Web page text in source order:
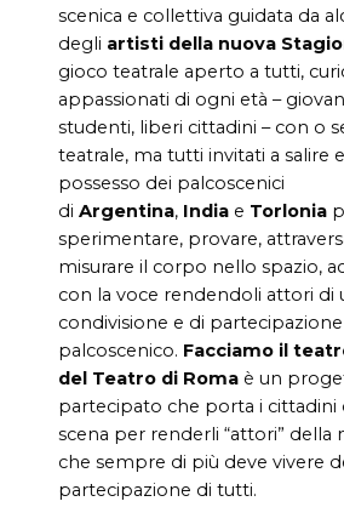
scenica e collettiva guidata da
degli artisti della nuova
gioco teatrale aperto a tutti,
appassionati di ogni età –
studenti, liberi cittadini – con o
teatrale, ma tutti invitati a salire
possesso dei palcoscenici
di Argentina, India e Torlonia
sperimentare, provare,
misurare il corpo nello spazio,
con la voce rendendoli attori
condivisione e di
palcoscenico. Facciamo il
del Teatro di Roma è un
partecipato che porta i
scena per renderli “attori” della
che sempre di più deve vivere
partecipazione di tutti.